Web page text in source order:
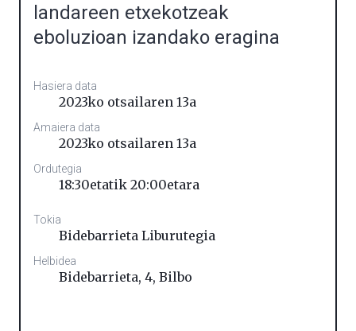
landareen etxekotzeak
eboluzioan izandako eragina
Hasiera data
2023ko otsailaren 13a
Amaiera data
2023ko otsailaren 13a
Ordutegia
18:30etatik 20:00etara
Tokia
Bidebarrieta Liburutegia
Helbidea
Bidebarrieta, 4, Bilbo